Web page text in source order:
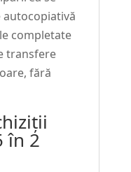
completate
transfere
fără
în 2